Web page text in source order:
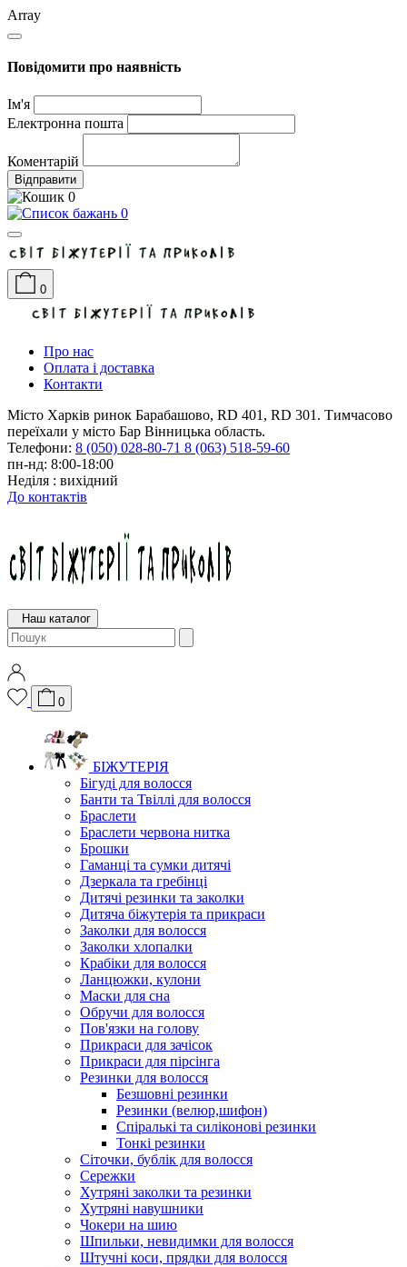
Array
Повідомити про наявність
Ім'я
Електронна пошта
Коментарій
Відправити
0
0
0
Про нас
Оплата і доставка
Контакти
Місто Харків ринок Барабашово, RD 401, RD 301. Тимчасово
переїхали у місто Бар Вінницька область.
Телефони: 8 (050) 028-80-71 8 (063) 518-59-60
пн-нд: 8:00-18:00
Неділя : вихідний
До контактів
Наш каталог
0
БІЖУТЕРІЯ
Бігуді для волосся
Банти та Твіллі для волосся
Браслети
Браслети червона нитка
Брошки
Гаманці та сумки дитячі
Дзеркала та гребінці
Дитячі резинки та заколки
Дитяча біжутерія та прикраси
Заколки для волосся
Заколки хлопалки
Крабіки для волосся
Ланцюжки, кулони
Маски для сна
Обручи для волосся
Пов'язки на голову
Прикраси для зачісок
Прикраси для пірсінга
Резинки для волосся
Безшовні резинки
Резинки (велюр,шифон)
Спіралькі та силіконові резинки
Тонкі резинки
Сіточки, бублік для волосся
Сережки
Хутряні заколки та резинки
Хутряні навушники
Чокери на шию
Шпильки, невидимки для волосся
Штучні коси, прядки для волосся